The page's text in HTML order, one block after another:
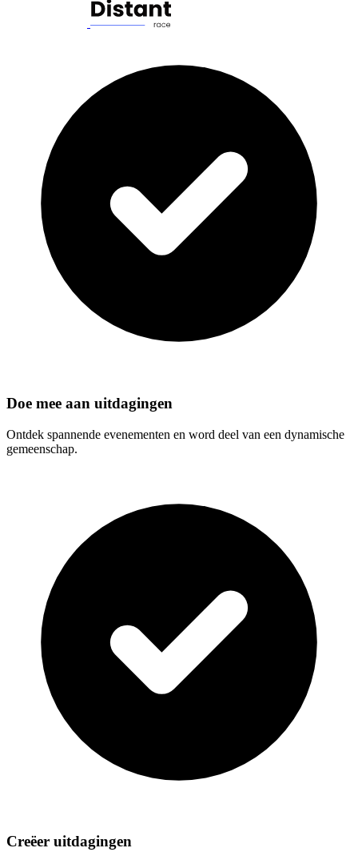
Doe mee aan uitdagingen
Ontdek spannende evenementen en word deel van een dynamische
gemeenschap.
Creëer uitdagingen